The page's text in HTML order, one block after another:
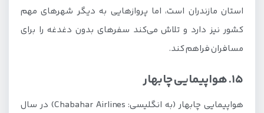
استان مازندران است، اما پروازهایی به دیگر شهرهای مهم
کشور نیز دارد و تلاش می‌کند سفرهای بدون دغدغه را برای
مسافران فراهم کند.
15. هواپیمایی چابهار
هواپیمایی چابهار (به انگلیسی: Chabahar Airlines) در سال